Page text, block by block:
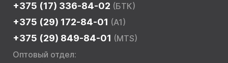
+375 (17) 336-84-02 (БТК)
+375 (29) 172-84-01 (A1)
+375 (29) 849-84-01 (MTS)
Оптовый отдел: